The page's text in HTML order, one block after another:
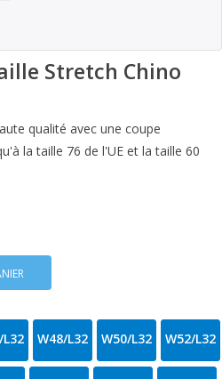
Stretch Chino
qualité avec une coupe
la taille 76 de l'UE et la taille 60
W48/L32 W50/L32 W52/L32